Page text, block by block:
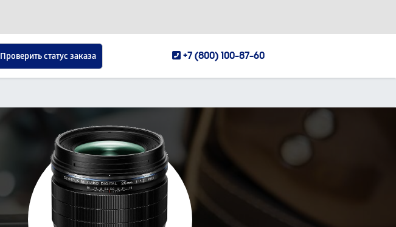
Проверить статус заказа +7 (800) 100-87-60